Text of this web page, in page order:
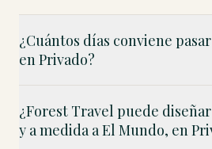
¿Cuántos días conviene
en Privado?
¿Forest Travel puede
y a medida a El Mundo, en